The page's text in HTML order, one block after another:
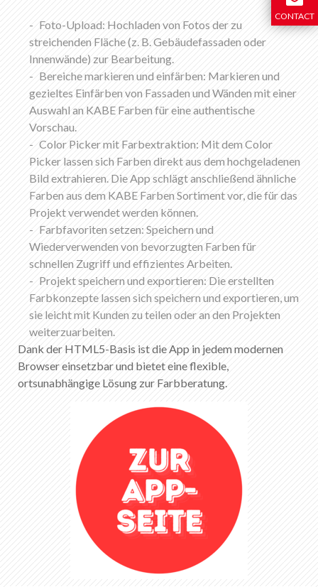
Foto-Upload: Hochladen von Fotos der zu
streichenden Fläche (z. B. Gebäudefassaden oder
Innenwände) zur Bearbeitung.
Bereiche markieren und einfärben: Markieren und
gezieltes Einfärben von Fassaden und Wänden mit einer
Auswahl an KABE Farben für eine authentische
Vorschau.
Color Picker mit Farbextraktion: Mit dem Color
Picker lassen sich Farben direkt aus dem hochgeladenen
Bild extrahieren. Die App schlägt anschließend ähnliche
Farben aus dem KABE Farben Sortiment vor, die für das
Projekt verwendet werden können.
Farbfavoriten setzen: Speichern und
Wiederverwenden von bevorzugten Farben für
schnellen Zugriff und effizientes Arbeiten.
Projekt speichern und exportieren: Die erstellten
Farbkonzepte lassen sich speichern und exportieren, um
sie leicht mit Kunden zu teilen oder an den Projekten
weiterzuarbeiten.
Dank der HTML5-Basis ist die App in jedem modernen
Browser einsetzbar und bietet eine flexible,
ortsunabhängige Lösung zur Farbberatung.
CONTACT